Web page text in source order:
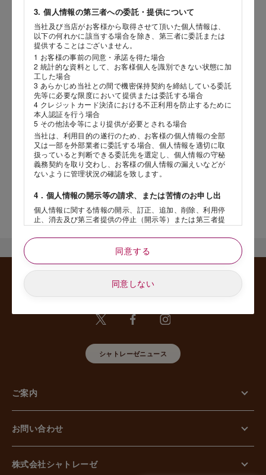
3. 個人情報の第三者への委託・提供について
当社及び当店がお客様から取得させて頂いた個人情報は、
以下の何れかに該当する場合を除き、第三者に委託または
提供することはございません。
1 お客様の事前の同意・承諾を得た場合
2 統計的な資料として、お客様個人を識別できない状態に加
工した場合
3 あらかじめ当社との間で機密保持契約を締結している委託
先等に必要な限度において提供または委託する場合
4 クレジットカード決済における不正利用を防止するために
本人認証を行う場合
5 その他法令等により提供が必要とされる場合
当社は、利用目的の遂行のため、お客様の個人情報の全部
又は一部を外部業者に委託する場合、個人情報を適切に取
扱っていると判断できる委託先を選定し、個人情報の守秘
義務契約を取り交わし、お客様の個人情報の漏えいなどが
ないように管理状況の確認を致します。
4．個人情報の開示等の請求、または苦情のお申し出
個人情報に関する情報の開示、訂正、追加、削除、利用停
止、消去及び第三者提供の停止（開示等）または第三者提
供記録の開示、若しくは利用目的の通知等（以下、「開示
等の請求」といいます）のご請求があった場合または苦情
のお申し出があった場合には、請求者がご本人であること
あるいは正式な代理人として認められる方であることを確
認させていただいたうえで、特別な理由のない限り合理的
5. 個人情報の安全管理のために講じた措置について
当社は外的環境を把握した上で個人情報の安全管理のため
に以下の措置をしております。
組織体制の整備、個人情報の取扱いに係る規律に従った運
用、個人情報の取扱い状況を確認する手段の整備、漏えい
等事案に対応する体制の整備、取扱い状況の把握及び安全
【人的安全管理措置】
期的な教育等を行っております。また、個人情報の秘密保
【物理的安全管理措置】
止、個人情報の削除及び機器、電子媒体等の廃棄に関し
て、必要な措置を講じています。
同意する
同意しない
年
月 日
店舗サービスに関するお問い合わせにつきましては、内容欄に『店
舗名』を記載いただけますと幸いです。
シャトレーゼニュース
ご案内
お問い合わせ
株式会社シャトレーゼ
岳や末広がりを意味す
やつ時」という意味を込
。雄大な八ヶ岳山麓の自
れる、こだわりのスイー
海外 Overseas shops
Indonesia
Malaysia
Hong Kong
UAE
Thailand
Vietnam